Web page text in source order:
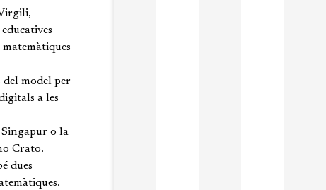
del model per
a les
o la
Crato.
dues